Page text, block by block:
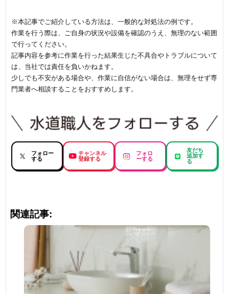
※本記事でご紹介している方法は、一般的な対処法の例です。
作業を行う際は、ご自身の状況や設備を確認のうえ、無理のない範囲
で行ってください。
記事内容を参考に作業を行った結果生じた不具合やトラブルについて
は、当社では責任を負いかねます。
少しでも不安がある場合や、作業に自信がない場合は、無理をせず専
門業者へ相談することをおすすめします。
フォロー
する
チャンネル
登録する
フォロ
ーする
友だち
追加す
る
関連記事: